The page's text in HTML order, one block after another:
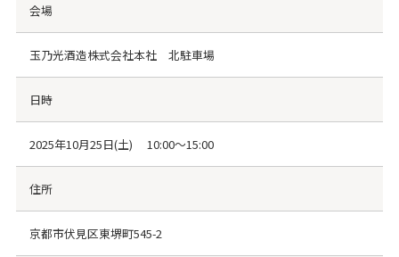
会場
玉乃光酒造株式会社本社 北駐車場
日時
2025年10月25日(土) 10:00～15:00
住所
京都市伏見区東堺町545-2